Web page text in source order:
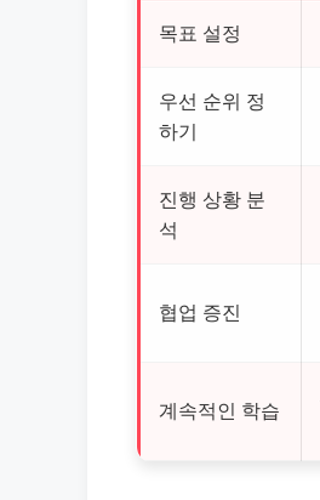
목표 설정
우선 순위 정
하기
진행 상황 분
석
협업 증진
계속적인 학습